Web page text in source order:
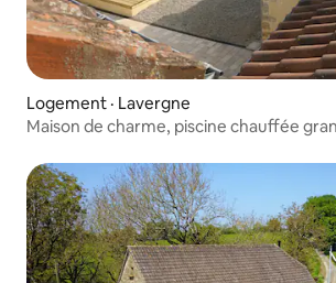
Logement · Lavergne
Maison de charme, piscine chauffée